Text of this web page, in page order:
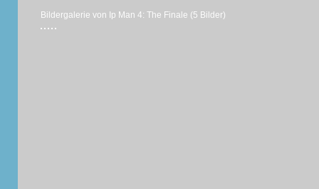
Bildergalerie von Ip Man 4: The Finale (5 Bilder)